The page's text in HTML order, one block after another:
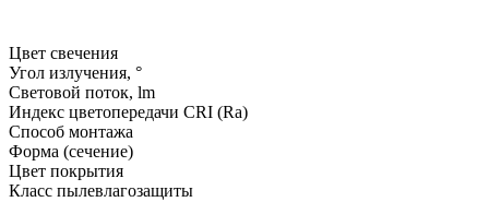
Цвет свечения
Угол излучения, °
Световой поток, lm
Индекс цветопередачи CRI (Ra)
Способ монтажа
Форма (сечение)
Цвет покрытия
Класс пылевлагозащиты